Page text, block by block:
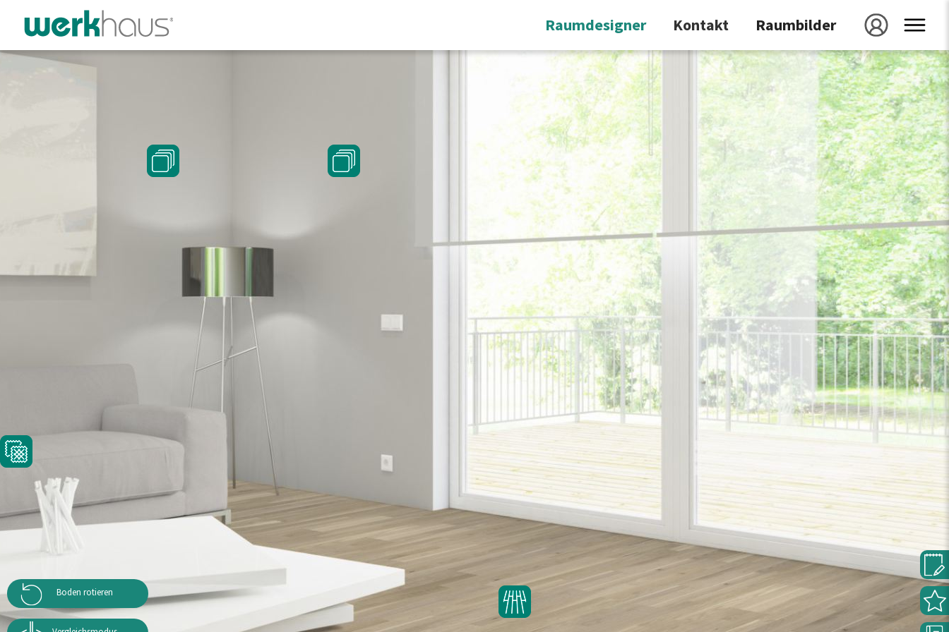
raumbilder
galerie
projekt speichern
projekt id
laden
kontakt
Raumdesigner
Boden rotieren